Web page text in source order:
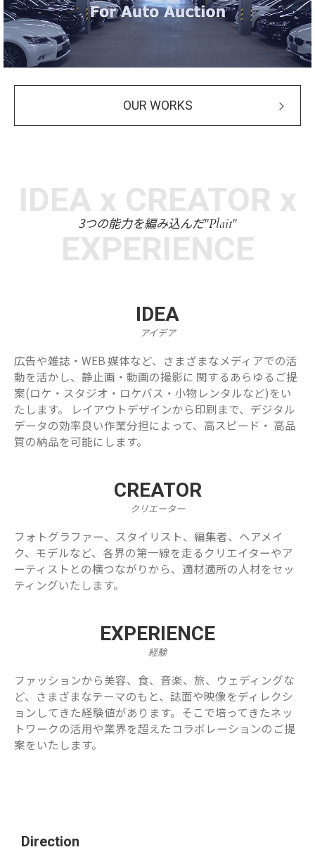
OUR WORKS
IDEA x CREATOR x
EXPERIENCE
3つの能力を編み込んだ"Plait"
IDEA
アイデア
広告や雑誌・WEB 媒体など、さまざまなメディアでの活
動を活かし、静止画・動画の撮影に 関するあらゆるご提
案(ロケ・スタジオ・ロケバス・小物レンタルなど)をい
たします。 レイアウトデザインから印刷まで、デジタル
データの効率良い作業分担によって、高スピード・ 高品
質の納品を可能にします。
CREATOR
クリエーター
フォトグラファー、スタイリスト、編集者、ヘアメイ
ク、モデルなど、各界の第一線を走るクリエイターやア
ーティストとの横つながりから、適材適所の人材をセッ
ティングいたします。
EXPERIENCE
経験
ファッションから美容、食、音楽、旅、ウェディングな
ど、さまざまなテーマのもと、誌面や映像をディレクシ
ョンしてきた経験値があります。そこで培ってきたネッ
トワークの活用や業界を超えたコラボレーションのご提
案をいたします。
Direction